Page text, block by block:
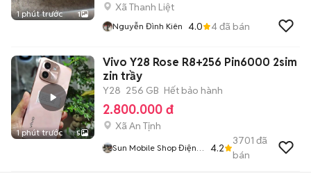
1 phút trước 1
Xã Thanh Liệt
Nguyễn Đình Kiên 4.0 4đã bán
1 phút trước 5
Vivo Y28 Rose R8+256 Pin6000 2sim
zin trầy
Y28 256 GB Hết bảo hành
2.800.000 đ
Xã An Tịnh
Sun Mobile Shop Điện
4.2
3701 đã
bán